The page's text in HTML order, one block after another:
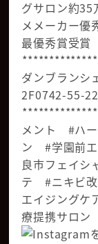
グサロン約35
メメーカー優
最優秀賞受賞
ダンブランシ
2F️0742-55-
メント #ハ
ン #学園前
良市フェイ
テ #ニキビ
エイジング
療提携サロン